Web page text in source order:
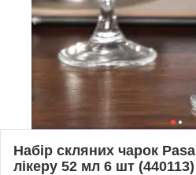
Набір скляних чарок
лікеру 52 мл 6 шт (440113)